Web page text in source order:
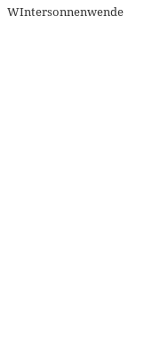
WIntersonnenwende